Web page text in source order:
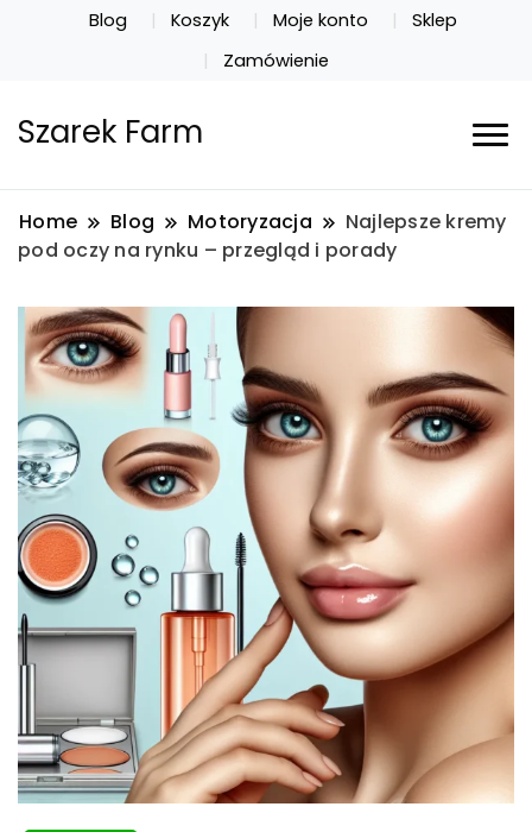
Blog Koszyk Moje konto
Sklep
Zamówienie
Szarek Farm
Home Blog Motoryzacja
Najlepsze kremy
pod oczy na rynku – przegląd i porady